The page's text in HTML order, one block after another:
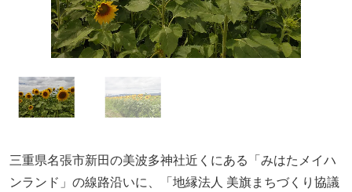
三重県名張市新田の美波多神社近くにある「みはたメイハ
ンランド」の線路沿いに、「地縁法人 美旗まちづくり協議